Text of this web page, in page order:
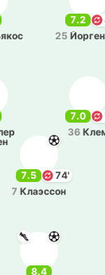
7.2
25
7.5
74'
7 Клаэ­ссон
7.0
36
8.4